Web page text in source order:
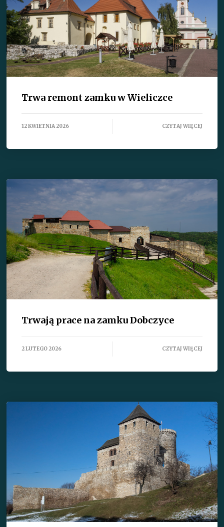
Trwa remont zamku w Wieliczce
12 KWIETNIA 2026 CZYTAJ WIĘCEJ
Trwają prace na zamku Dobczyce
2 LUTEGO 2026 CZYTAJ WIĘCEJ